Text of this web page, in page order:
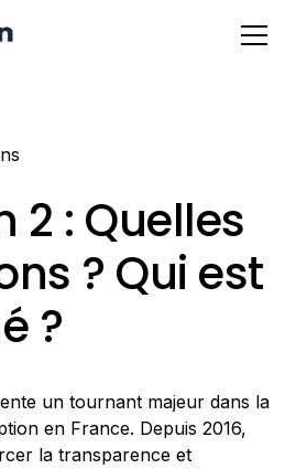
2 : Quelles
? Qui est
?
un tournant majeur dans la
en France. Depuis 2016,
la transparence et